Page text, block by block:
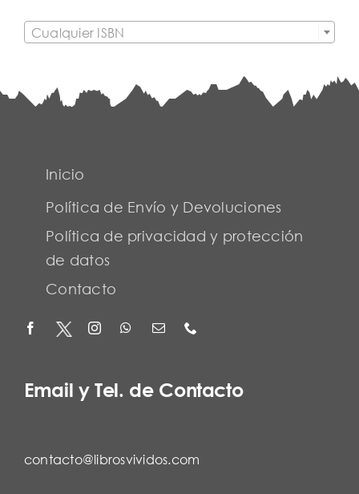
Cualquier ISBN
Inicio
Política de Envío y Devoluciones
Política de privacidad y protección
de datos
Contacto
Email y Tel. de Contacto
contacto@librosvividos.com